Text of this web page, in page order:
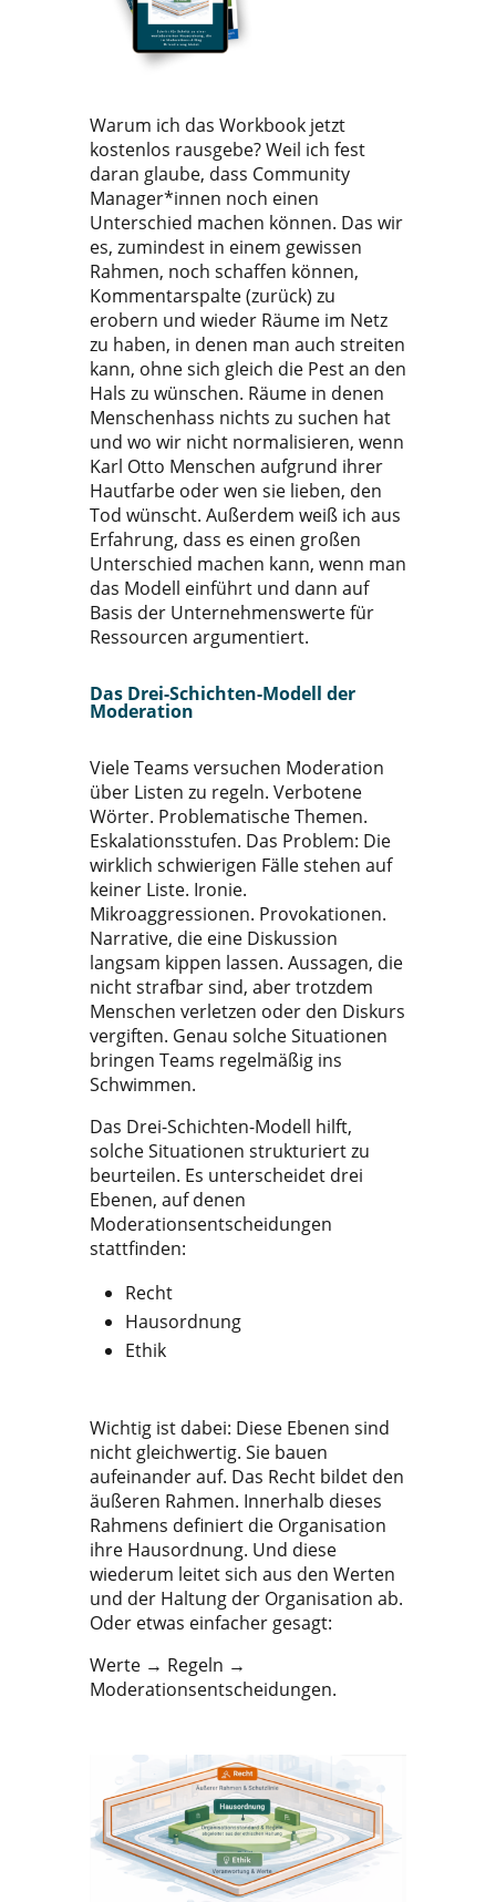
Warum ich das Workbook jetzt
kostenlos rausgebe? Weil ich fest
daran glaube, dass Community
Manager*innen noch einen
Unterschied machen können. Das wir
es, zumindest in einem gewissen
Rahmen, noch schaffen können,
Kommentarspalte (zurück) zu
erobern und wieder Räume im Netz
zu haben, in denen man auch streiten
kann, ohne sich gleich die Pest an den
Hals zu wünschen. Räume in denen
Menschenhass nichts zu suchen hat
und wo wir nicht normalisieren, wenn
Karl Otto Menschen aufgrund ihrer
Hautfarbe oder wen sie lieben, den
Tod wünscht. Außerdem weiß ich aus
Erfahrung, dass es einen großen
Unterschied machen kann, wenn man
das Modell einführt und dann auf
Basis der Unternehmenswerte für
Ressourcen argumentiert.
Das Drei-Schichten-Modell der
Moderation
Viele Teams versuchen Moderation
über Listen zu regeln. Verbotene
Wörter. Problematische Themen.
Eskalationsstufen. Das Problem: Die
wirklich schwierigen Fälle stehen auf
keiner Liste. Ironie.
Mikroaggressionen. Provokationen.
Narrative, die eine Diskussion
langsam kippen lassen. Aussagen, die
nicht strafbar sind, aber trotzdem
Menschen verletzen oder den Diskurs
vergiften. Genau solche Situationen
bringen Teams regelmäßig ins
Schwimmen.
Das Drei-Schichten-Modell hilft,
solche Situationen strukturiert zu
beurteilen. Es unterscheidet drei
Ebenen, auf denen
Moderationsentscheidungen
stattfinden:
Recht
Hausordnung
Ethik
Wichtig ist dabei: Diese Ebenen sind
nicht gleichwertig. Sie bauen
aufeinander auf. Das Recht bildet den
äußeren Rahmen. Innerhalb dieses
Rahmens definiert die Organisation
ihre Hausordnung. Und diese
wiederum leitet sich aus den Werten
und der Haltung der Organisation ab.
Oder etwas einfacher gesagt:
Werte → Regeln →
Moderationsentscheidungen.